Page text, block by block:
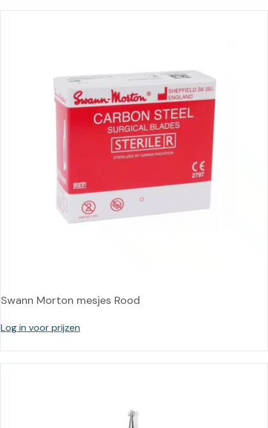
Swann Morton mesjes Rood
Log in voor prijzen